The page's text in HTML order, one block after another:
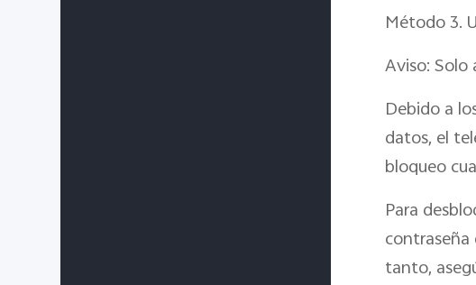
Método 3.
Aviso:
Debido a
datos, el
bloqueo
Para
tanto,